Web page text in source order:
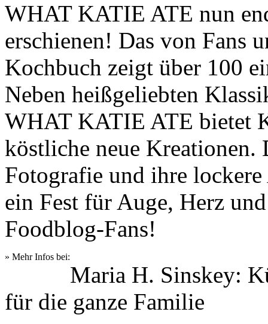
WHAT KATIE ATE nun
erschienen! Das von Fans
Kochbuch zeigt über 100
Neben heißgeliebten
WHAT KATIE ATE bietet
köstliche neue
Fotografie und ihre
ein Fest für Auge, Herz
Foodblog-Fans!
» Mehr Infos bei:
Maria H. Sinskey:
für die ganze Familie